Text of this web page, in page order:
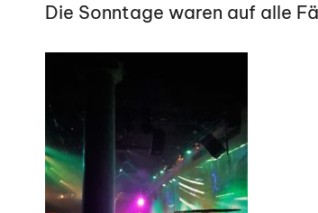
Die Sonntage waren auf alle